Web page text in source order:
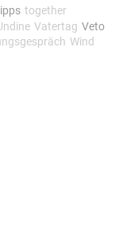
together
Vatertag Veto
Wind